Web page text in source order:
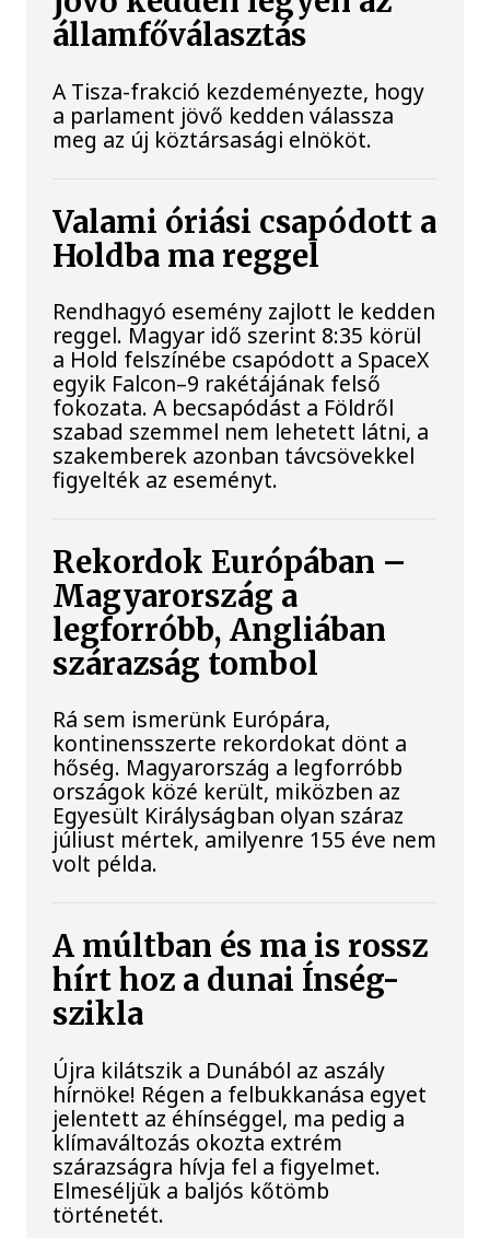
államfőválasztás
A Tisza-frakció kezdeményezte, hogy
a parlament jövő kedden válassza
meg az új köztársasági elnököt.
Valami óriási csapódott a
Holdba ma reggel
Rendhagyó esemény zajlott le kedden
reggel. Magyar idő szerint 8:35 körül
a Hold felszínébe csapódott a SpaceX
egyik Falcon–9 rakétájának felső
fokozata. A becsapódást a Földről
szabad szemmel nem lehetett látni, a
szakemberek azonban távcsövekkel
figyelték az eseményt.
Rekordok Európában –
Magyarország a
legforróbb, Angliában
szárazság tombol
Rá sem ismerünk Európára,
kontinensszerte rekordokat dönt a
hőség. Magyarország a legforróbb
országok közé került, miközben az
Egyesült Királyságban olyan száraz
júliust mértek, amilyenre 155 éve nem
volt példa.
A múltban és ma is rossz
hírt hoz a dunai Ínség-
szikla
Újra kilátszik a Dunából az aszály
hírnöke! Régen a felbukkanása egyet
jelentett az éhínséggel, ma pedig a
klímaváltozás okozta extrém
szárazságra hívja fel a figyelmet.
Elmeséljük a baljós kőtömb
történetét.